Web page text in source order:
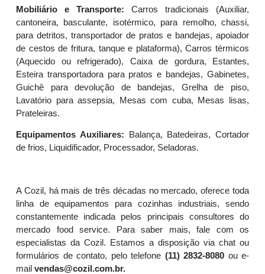
Mobiliário e Transporte: Carros tradicionais (Auxiliar,
cantoneira, basculante, isotérmico, para remolho, chassi,
para detritos, transportador de pratos e bandejas, apoiador
de cestos de fritura, tanque e plataforma), Carros térmicos
(Aquecido ou refrigerado), Caixa de gordura, Estantes,
Esteira transportadora para pratos e bandejas, Gabinetes,
Guichê para devolução de bandejas, Grelha de piso,
Lavatório para assepsia, Mesas com cuba, Mesas lisas,
Prateleiras.
Equipamentos Auxiliares: Balança, Batedeiras, Cortador
de frios, Liquidificador, Processador, Seladoras.
A Cozil, há mais de três décadas no mercado, oferece toda
linha de equipamentos para cozinhas industriais, sendo
constantemente indicada pelos principais consultores do
mercado food service. Para saber mais, fale com os
especialistas da Cozil. Estamos a disposição via chat ou
formulários de contato, pelo telefone (11) 2832-8080 ou e-
mail vendas@cozil.com.br.